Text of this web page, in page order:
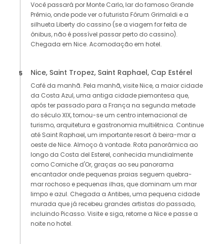
Você passará por Monte Carlo, lar do famoso Grande
Prêmio, onde pode ver o futurista Fórum Grimaldi e a
silhueta Liberty do cassino (se a viagem for feita de
ônibus, não é possível passar perto do cassino).
Chegada em Nice. Acomodação em hotel.
5 Nice, Saint Tropez, Saint Raphael, Cap Estérel
Café da manhã. Pela manhã, visite Nice, a maior cidade
da Costa Azul, uma antiga cidade piemontesa que,
após ter passado para a França na segunda metade
do século XIX, tornou-se um centro internacional de
turismo, arquitetura e gastronomia multiétnica. Continue
até Saint Raphael, um importante resort à beira-mar a
oeste de Nice. Almoço à vontade. Rota panorâmica ao
longo da Costa del Esterel, conhecida mundialmente
como Corniche d'Or, graças ao seu panorama
encantador onde pequenas praias seguem quebra-
mar rochoso e pequenas ilhas, que dominam um mar
limpo e azul. Chegada a Antibes, uma pequena cidade
murada que já recebeu grandes artistas do passado,
incluindo Picasso. Visite e siga, retorne a Nice e passe a
noite no hotel.